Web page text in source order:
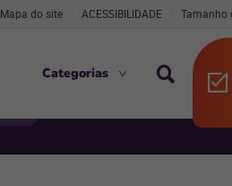
Mapa do site ACESSIBILIDADE Tamanho
Categorias